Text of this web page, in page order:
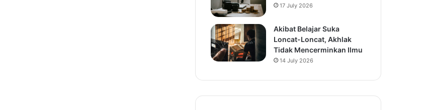
17 July 2026
Akibat Belajar Suka
Loncat-Loncat, Akhlak
Tidak Mencerminkan Ilmu
14 July 2026